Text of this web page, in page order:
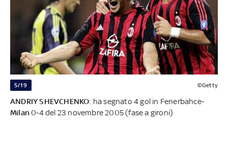
5/19 ©Getty
ANDRIY SHEVCHENKO: ha segnato 4 gol in Fenerbahce-
Milan 0-4 del 23 novembre 2005 (fase a gironi)